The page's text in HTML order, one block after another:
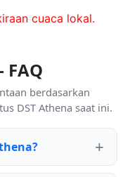
cuaca lokal.
berdasarkan
DST Athena saat ini.